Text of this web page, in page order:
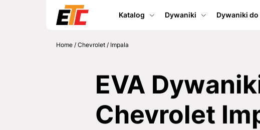
Katalog Dywaniki Dywaniki
Home / Chevrolet / Impala
EVA
Chevrolet